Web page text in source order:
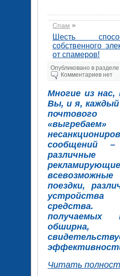
Спам »
Шесть
собственного
от спамеров!
Опубликовано в разделе
Комментариев нет
Многие из
Вы, и я, каждый
сообщений
поездки,
получаемых
Читать